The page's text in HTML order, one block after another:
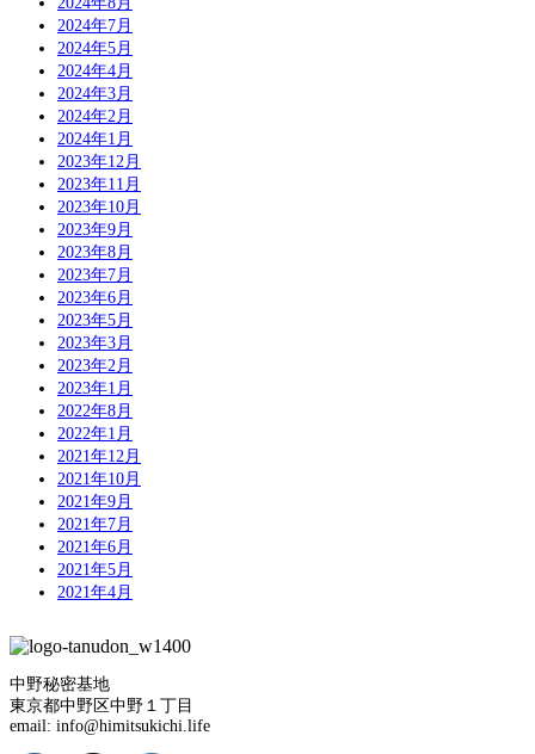
2024年7月
2024年5月
2024年4月
2024年3月
2024年2月
2024年1月
2023年12月
2023年11月
2023年10月
2023年9月
2023年8月
2023年7月
2023年6月
2023年5月
2023年3月
2023年2月
2023年1月
2022年8月
2022年1月
2021年12月
2021年10月
2021年9月
2021年7月
2021年6月
2021年5月
2021年4月
中野秘密基地
東京都中野区中野１丁目
email: info@himitsukichi.life